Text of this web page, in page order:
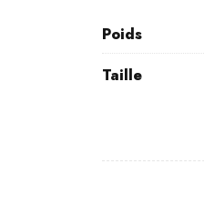
Poids
Taille